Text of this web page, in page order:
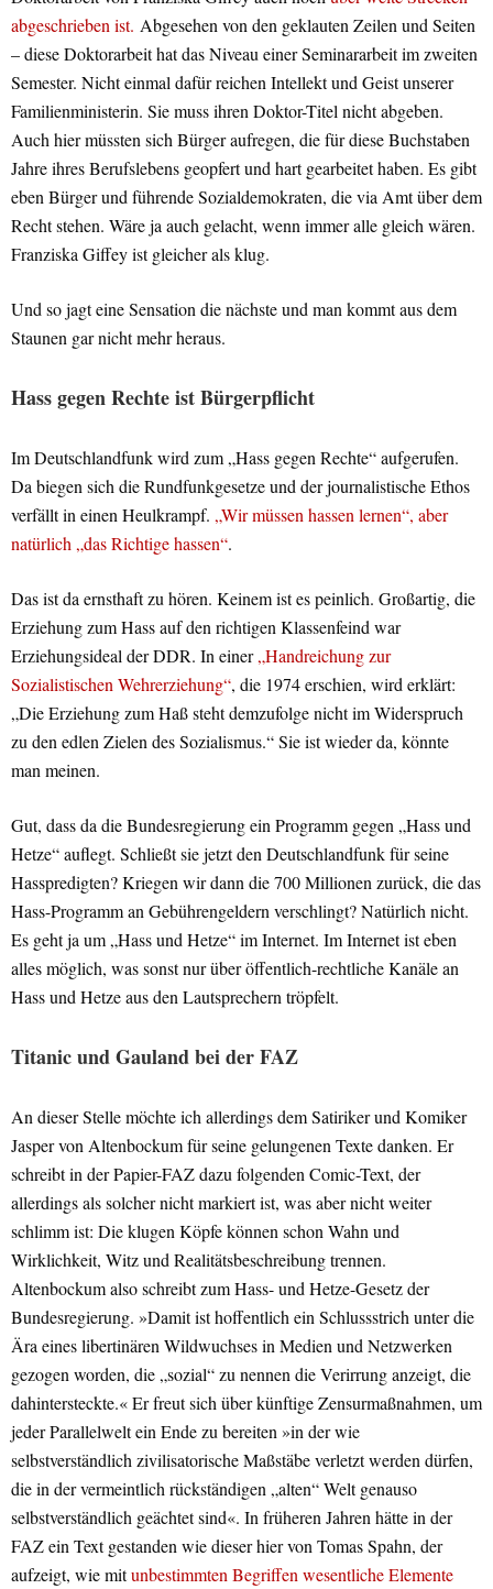
abgeschrieben ist. Abgesehen von den geklauten Zeilen und Seiten
– diese Doktorarbeit hat das Niveau einer Seminararbeit im zweiten
Semester. Nicht einmal dafür reichen Intellekt und Geist unserer
Familienministerin. Sie muss ihren Doktor-Titel nicht abgeben.
Auch hier müssten sich Bürger aufregen, die für diese Buchstaben
Jahre ihres Berufslebens geopfert und hart gearbeitet haben. Es gibt
eben Bürger und führende Sozialdemokraten, die via Amt über dem
Recht stehen. Wäre ja auch gelacht, wenn immer alle gleich wären.
Franziska Giffey ist gleicher als klug.
Und so jagt eine Sensation die nächste und man kommt aus dem
Staunen gar nicht mehr heraus.
Hass gegen Rechte ist Bürgerpflicht
Im Deutschlandfunk wird zum „Hass gegen Rechte“ aufgerufen.
Da biegen sich die Rundfunkgesetze und der journalistische Ethos
verfällt in einen Heulkrampf. „Wir müssen hassen lernen“, aber
natürlich „das Richtige hassen“.
Das ist da ernsthaft zu hören. Keinem ist es peinlich. Großartig, die
Erziehung zum Hass auf den richtigen Klassenfeind war
Erziehungsideal der DDR. In einer„Handreichung zur
Sozialistischen Wehrerziehung“, die 1974 erschien, wird erklärt:
„Die Erziehung zum Haß steht demzufolge nicht im Widerspruch
zu den edlen Zielen des Sozialismus.“ Sie ist wieder da, könnte
man meinen.
Gut, dass da die Bundesregierung ein Programm gegen „Hass und
Hetze“ auflegt. Schließt sie jetzt den Deutschlandfunk für seine
Hasspredigten? Kriegen wir dann die 700 Millionen zurück, die das
Hass-Programm an Gebührengeldern verschlingt? Natürlich nicht.
Es geht ja um „Hass und Hetze“ im Internet. Im Internet ist eben
alles möglich, was sonst nur über öffentlich-rechtliche Kanäle an
Hass und Hetze aus den Lautsprechern tröpfelt.
Titanic und Gauland bei der FAZ
An dieser Stelle möchte ich allerdings dem Satiriker und Komiker
Jasper von Altenbockum für seine gelungenen Texte danken. Er
schreibt in der Papier-FAZ dazu folgenden Comic-Text, der
allerdings als solcher nicht markiert ist, was aber nicht weiter
schlimm ist: Die klugen Köpfe können schon Wahn und
Wirklichkeit, Witz und Realitätsbeschreibung trennen.
Altenbockum also schreibt zum Hass- und Hetze-Gesetz der
Bundesregierung. »Damit ist hoffentlich ein Schlussstrich unter die
Ära eines libertinären Wildwuchses in Medien und Netzwerken
gezogen worden, die „sozial“ zu nennen die Verirrung anzeigt, die
dahintersteckte.« Er freut sich über künftige Zensurmaßnahmen, um
jeder Parallelwelt ein Ende zu bereiten »in der wie
selbstverständlich zivilisatorische Maßstäbe verletzt werden dürfen,
die in der vermeintlich rückständigen „alten“ Welt genauso
selbstverständlich geächtet sind«. In früheren Jahren hätte in der
FAZ ein Text gestanden wie dieser hier von Tomas Spahn, der
aufzeigt, wie mitunbestimmten Begriffen wesentliche Elemente